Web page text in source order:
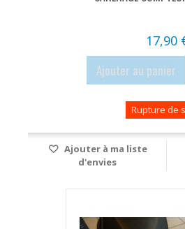
17,90
Ajouter au panier
Rupture de
Ajouter à ma liste
d'envies